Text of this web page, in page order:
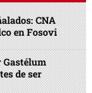
CNA
en Fosovi
Gastélum
de ser